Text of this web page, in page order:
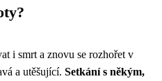
i smrt a znovu se rozhořet v
a utěšující. Setkání s někým,